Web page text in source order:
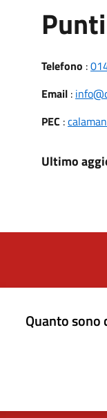
Telefono :
Email:
PEC :
Ultimo
Quanto sono